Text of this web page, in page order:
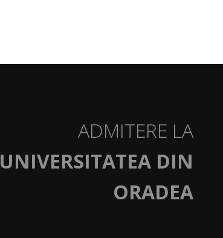
ADMITERE LA
UNIVERSITATEA DIN
ORADEA